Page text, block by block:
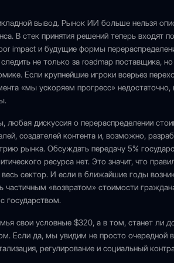
вывод. Рынок ИИ больше нельзя
В стек принятия решений теперь входят
impact и будущие формы
не только за roadmap поставщика, но
Если крупнейшие игроки всерьез
«мы ускоряем прогресс» недостаточно,
любая дискуссия о перераспределении
создателей контента и, возможно,
рынка. Обсуждать передачу 5%
ресурса нет. Это значит, что
сектор. И если в ближайшие годы
«возвратом» стоимости
государством.
свои условные $320, а в том, станет ли
Если да, мы увидим не просто очередной
регулирование и социальный